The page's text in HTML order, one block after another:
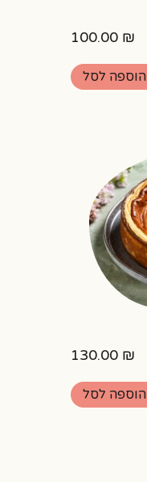
100.00 ₪
הוספה לסל
130.00 ₪
הוספה לסל